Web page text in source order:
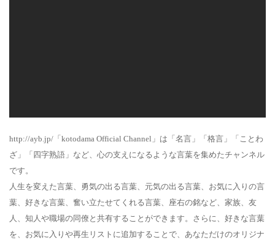
http://ayb.jp/「kotodama Official Channel」は「名言」「格言」「ことわ
ざ」「四字熟語」など、心の支えになるような言葉を集めたチャンネル
です。
人生を変えた言葉、勇気の出る言葉、元気の出る言葉、お気に入りの言
葉、好きな言葉、奮い立たせてくれる言葉、座右の銘など、家族、友
人、知人や職場の同僚と共有することができます。さらに、好きな言葉
を、お気に入りや再生リストに追加することで、あなただけのオリジナ